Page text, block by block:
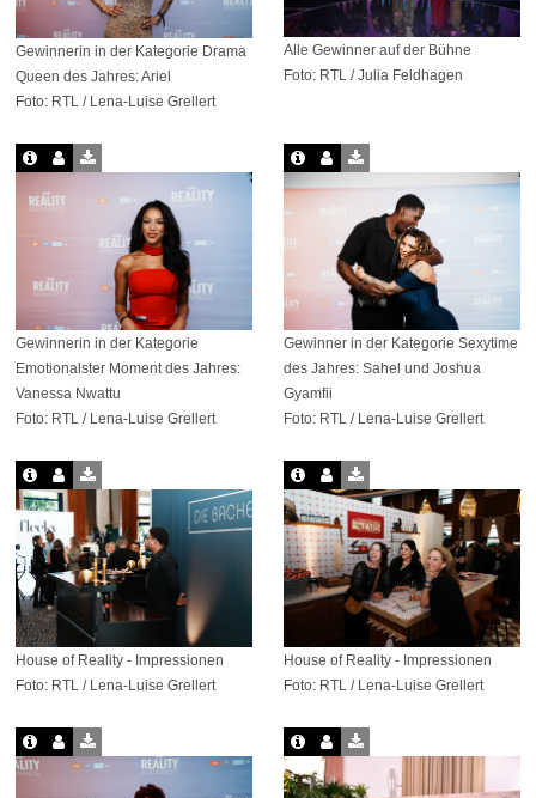
Gewinnerin in der Kategorie Drama
Queen des Jahres: Ariel
Foto: RTL / Lena-Luise Grellert
Alle Gewinner auf der Bühne
Foto: RTL / Julia Feldhagen
Gewinnerin in der Kategorie
Emotionalster Moment des Jahres:
Vanessa Nwattu
Foto: RTL / Lena-Luise Grellert
Gewinner in der Kategorie Sexytime
des Jahres: Sahel und Joshua
Gyamfii
Foto: RTL / Lena-Luise Grellert
House of Reality - Impressionen
Foto: RTL / Lena-Luise Grellert
House of Reality - Impressionen
Foto: RTL / Lena-Luise Grellert